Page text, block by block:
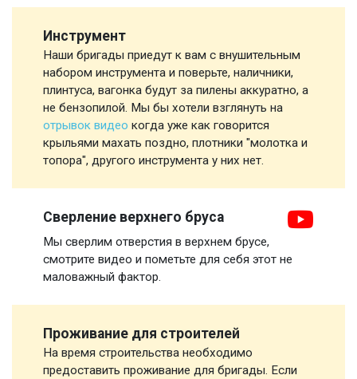
Инструмент
Наши бригады приедут к вам с внушительным
набором инструмента и поверьте, наличники,
плинтуса, вагонка будут за пилены аккуратно, а
не бензопилой. Мы бы хотели взглянуть на
отрывок видео когда уже как говорится
крыльями махать поздно, плотники "молотка и
топора", другого инструмента у них нет.
Сверление верхнего бруса
Мы сверлим отверстия в верхнем брусе,
смотрите видео и пометьте для себя этот не
маловажный фактор.
Проживание для строителей
На время строительства необходимо
предоставить проживание для бригады. Если